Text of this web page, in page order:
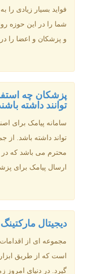
فواید بسیار زیادی را
شما را در این حوزه
و پزشکان و اعضا را
پزشکان چه
توانند داشته
سامانه پیامک برای
تواند داشته باشد.
محترم می باشد که در
ارسال پیامک برای
دیجیتال
مجموعه ای از
است که از طریق
گیرد. در دنیای امروز